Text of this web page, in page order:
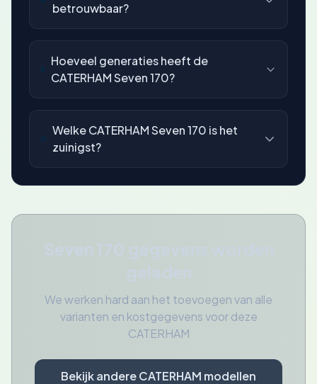
betrouwbaar?
Hoeveel generaties heeft de
CATERHAM Seven 170?
Welke CATERHAM Seven 170 is het
zuinigst?
We werken hard aan het toevoegen van alle
varianten en kostgegevens voor deze
CATERHAM
Bekijk andere CATERHAM modellen